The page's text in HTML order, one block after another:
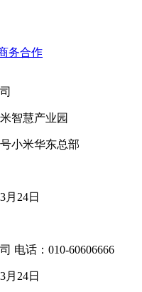
务合作
智慧产业园
小米华东总部
月24日
电话：010-60606666
月24日